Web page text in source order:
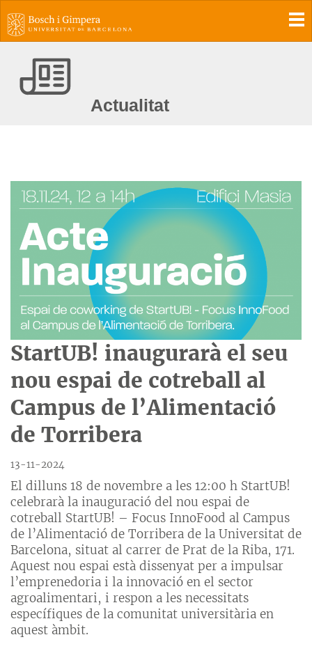
Actualitat
StartUB! inaugurarà el seu
nou espai de cotreball al
Campus de l’Alimentació
de Torribera
13-11-2024
El dilluns 18 de novembre a les 12:00 h StartUB!
celebrarà la inauguració del nou espai de
cotreball StartUB! – Focus InnoFood al Campus
de l’Alimentació de Torribera de la Universitat de
Barcelona, situat al carrer de Prat de la Riba, 171.
Aquest nou espai està dissenyat per a impulsar
l’emprenedoria i la innovació en el sector
agroalimentari, i respon a les necessitats
específiques de la comunitat universitària en
aquest àmbit.